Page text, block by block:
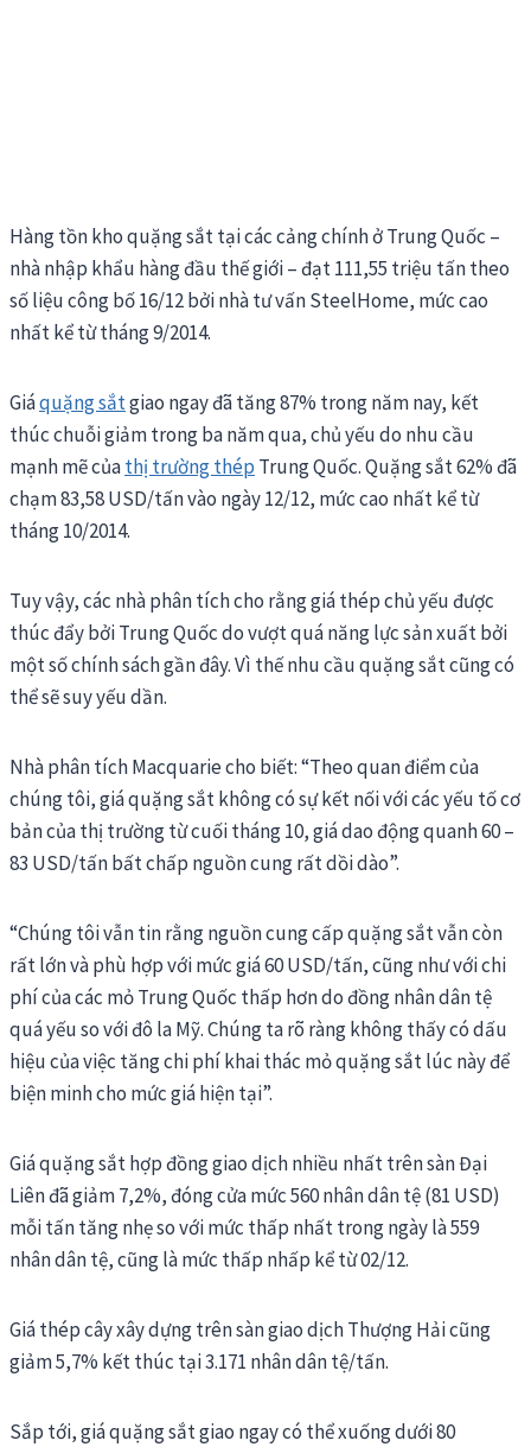
Hàng tồn kho quặng sắt tại các cảng chính ở Trung Quốc –
nhà nhập khẩu hàng đầu thế giới – đạt 111,55 triệu tấn theo
số liệu công bố 16/12 bởi nhà tư vấn SteelHome, mức cao
nhất kể từ tháng 9/2014.
Giáquặng sắtgiao ngay đã tăng 87% trong năm nay, kết
thúc chuỗi giảm trong ba năm qua, chủ yếu do nhu cầu
mạnh mẽ củathị trường thép Trung Quốc. Quặng sắt 62% đã
chạm 83,58 USD/tấn vào ngày 12/12, mức cao nhất kể từ
tháng 10/2014.
Tuy vậy, các nhà phân tích cho rằng giá thép chủ yếu được
thúc đẩy bởi Trung Quốc do vượt quá năng lực sản xuất bởi
một số chính sách gần đây. Vì thế nhu cầu quặng sắt cũng có
thể sẽ suy yếu dần.
Nhà phân tích Macquarie cho biết: “Theo quan điểm của
chúng tôi, giá quặng sắt không có sự kết nối với các yếu tố cơ
bản của thị trường từ cuối tháng 10, giá dao động quanh 60 –
83 USD/tấn bất chấp nguồn cung rất dồi dào”.
“Chúng tôi vẫn tin rằng nguồn cung cấp quặng sắt vẫn còn
rất lớn và phù hợp với mức giá 60 USD/tấn, cũng như với chi
phí của các mỏ Trung Quốc thấp hơn do đồng nhân dân tệ
quá yếu so với đô la Mỹ. Chúng ta rõ ràng không thấy có dấu
hiệu của việc tăng chi phí khai thác mỏ quặng sắt lúc này để
biện minh cho mức giá hiện tại”.
Giá quặng sắt hợp đồng giao dịch nhiều nhất trên sàn Đại
Liên đã giảm 7,2%, đóng cửa mức 560 nhân dân tệ (81 USD)
mỗi tấn tăng nhẹ so với mức thấp nhất trong ngày là 559
nhân dân tệ, cũng là mức thấp nhấp kể từ 02/12.
Giá thép cây xây dựng trên sàn giao dịch Thượng Hải cũng
giảm 5,7% kết thúc tại 3.171 nhân dân tệ/tấn.
Sắp tới, giá quặng sắt giao ngay có thể xuống dưới 80